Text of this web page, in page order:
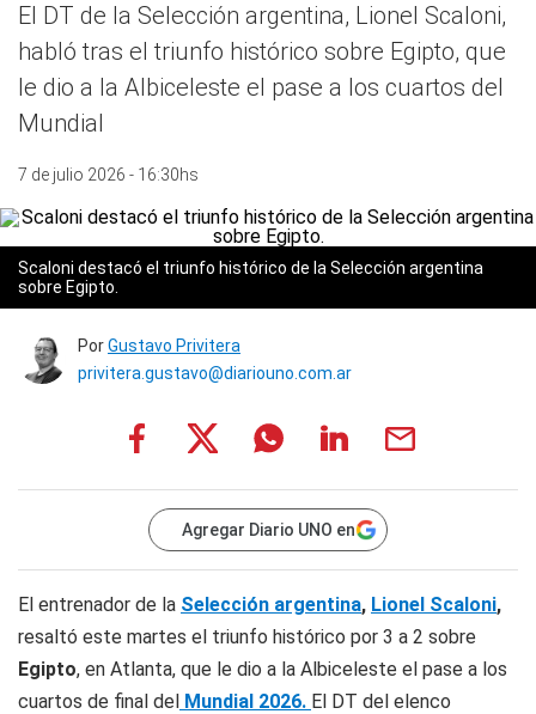
El DT de la Selección argentina, Lionel Scaloni,
habló tras el triunfo histórico sobre Egipto, que
le dio a la Albiceleste el pase a los cuartos del
Mundial
7 de julio 2026 - 16:30hs
Scaloni destacó el triunfo histórico de la Selección argentina
sobre Egipto.
PorGustavo Privitera
privitera.gustavo@diariouno.com.ar
Agregar Diario UNO en
El entrenador de la Selección argentina, Lionel Scaloni,
resaltó este martes el triunfo histórico por 3 a 2 sobre
Egipto, en Atlanta, que le dio a la Albiceleste el pase a los
cuartos de final del Mundial 2026. El DT del elenco